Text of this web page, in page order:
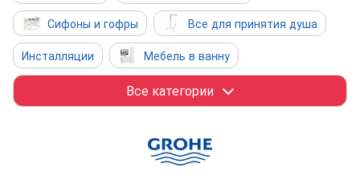
Сифоны и гофры
Все для принятия душа
Инсталляции
Мебель в ванну
Полотенцесушители и радиаторы
Кухня
Все категории